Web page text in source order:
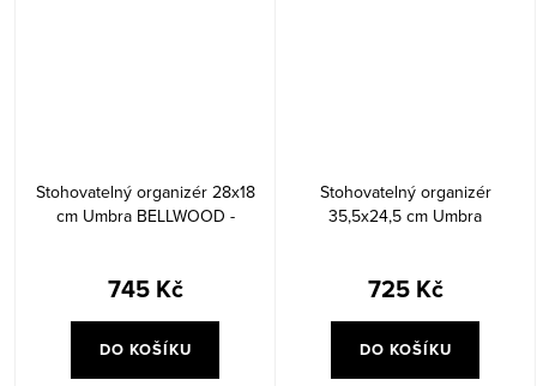
Stohovatelný organizér 28x18
cm Umbra BELLWOOD -
745 Kč
DO KOŠÍKU
Stohovatelný organizér
35,5x24,5 cm Umbra
725 Kč
DO KOŠÍKU